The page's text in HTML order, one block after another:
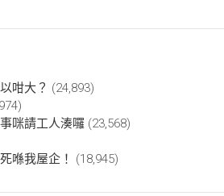
咁大？ (24,893)
咪請工人湊囉 (23,568)
喺我屋企！
(18,945)